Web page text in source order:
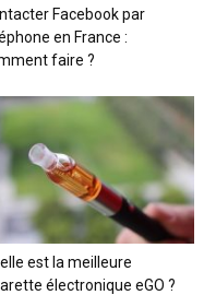
Facebook par
en France :
faire ?
est la meilleure
électronique eGO ?